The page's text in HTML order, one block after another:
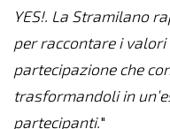
YES!. La Stramilano
per raccontare i valori
partecipazione che
trasformandoli in
partecipanti."